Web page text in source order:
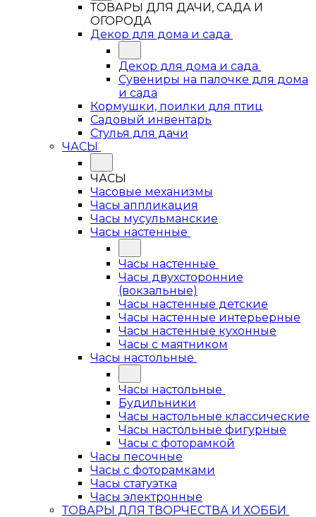
ТОВАРЫ ДЛЯ ДАЧИ, САДА И
ОГОРОДА
Декор для дома и сада
Декор для дома и сада
Сувениры на палочке для дома
и сада
Кормушки, поилки для птиц
Садовый инвентарь
Стулья для дачи
ЧАСЫ
ЧАСЫ
Часовые механизмы
Часы аппликация
Часы мусульманские
Часы настенные
Часы настенные
Часы двухсторонние
(вокзальные)
Часы настенные детские
Часы настенные интерьерные
Часы настенные кухонные
Часы с маятником
Часы настольные
Часы настольные
Будильники
Часы настольные классические
Часы настольные фигурные
Часы с фоторамкой
Часы песочные
Часы с фоторамками
Часы статуэтка
Часы электронные
ТОВАРЫ ДЛЯ ТВОРЧЕСТВА И ХОББИ